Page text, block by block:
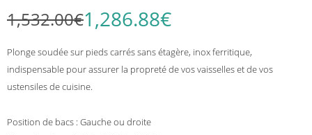
1,532.00€1,286.88€
Plonge soudée sur pieds carrés sans étagère, inox ferritique,
indispensable pour assurer la propreté de vos vaisselles et de vos
ustensiles de cuisine.
Position de bacs : Gauche ou droite